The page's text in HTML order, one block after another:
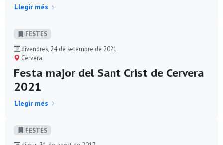
Llegir més
FESTES
divendres, 24 de setembre de 2021
Cervera
Festa major del Sant Crist de Cervera
2021
Llegir més
FESTES